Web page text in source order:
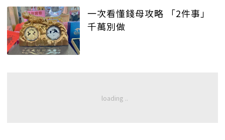
一次看懂錢母攻略 「2件事」
千萬別做